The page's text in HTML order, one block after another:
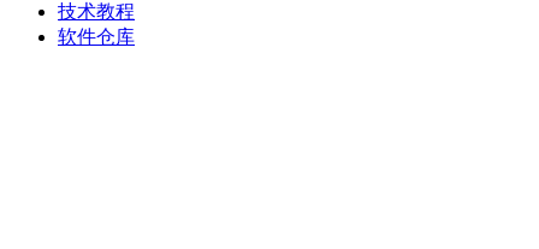
技术教程
软件仓库